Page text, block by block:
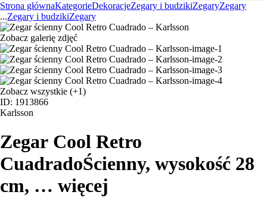
Strona głównaKategorieDekoracjeZegary i budzikiZegaryZegary
...Zegary i budzikiZegary
Zobacz galerię zdjęć
Zobacz wszystkie (+1)
ID: 1913866
Karlsson
Zegar Cool Retro
CuadradoŚcienny, wysokość 28
cm, … więcej